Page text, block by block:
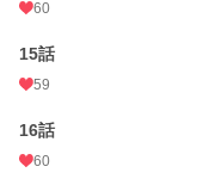
60
15話
59
16話
60